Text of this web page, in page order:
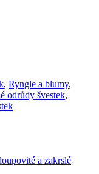
, Ryngle a blumy,
odrůdy švestek,
a zakrslé